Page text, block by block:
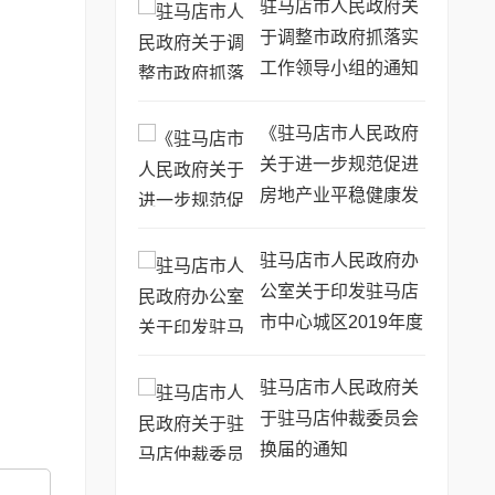
驻马店市人民政府关
于调整市政府抓落实
工作领导小组的通知
《驻马店市人民政府
关于进一步规范促进
房地产业平稳健康发
驻马店市人民政府办
公室关于印发驻马店
市中心城区2019年度
目计划的通知
驻马店市人民政府关
于驻马店仲裁委员会
换届的通知